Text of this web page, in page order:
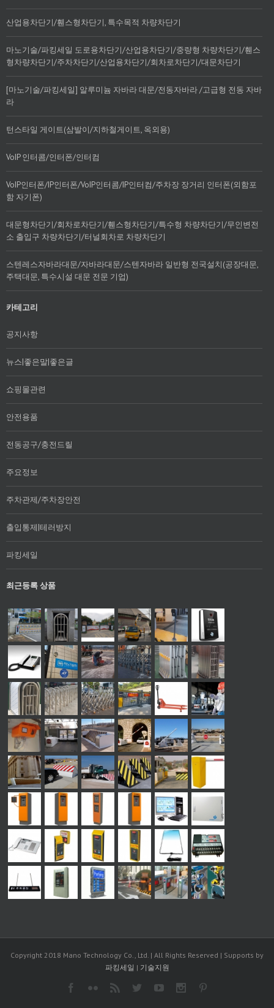
산업용차단기/휀스형차단기, 특수목적 차량차단기
마노기술/파킹세일 도로용차단기/산업용차단기/중량형 차량차단기/휀스
형차량차단기/주차차단기/산업용차단기/회차로차단기/대문차단기
[마노기술/파킹세일] 알루미늄 자바라 대문/전동자바라 /고급형 전동 자바
라
턴스타일 게이트(삼발이/지하철게이트, 옥외용)
VoIP 인터콤/인터폰/인터컴
VoIP인터폰/IP인터폰/VoIP인터콤/IP인터컴/주차장 장거리 인터폰(외함포
함 자기폰)
대문형차단기/회차로차단기/휀스형차단기/특수형 차량차단기/무인변전
소 출입구 차량차단기/터널회차로 차량차단기
스텐레스자바라대문/자바라대문/스텐자바라 일반형 전국설치(공장대문,
주택대문, 특수시설 대문 전문 기업)
카테고리
공지사항
뉴스|좋은말|좋은글
쇼핑몰관련
안전용품
전동공구/충전드릴
주요정보
주차관제/주차장안전
출입통제|테러방지
파킹세일
최근등록 상품
Copyright 2018 Mano Technology Co., Ltd. | All Rights Reserved | Supports by
파킹세일 | 기술지원